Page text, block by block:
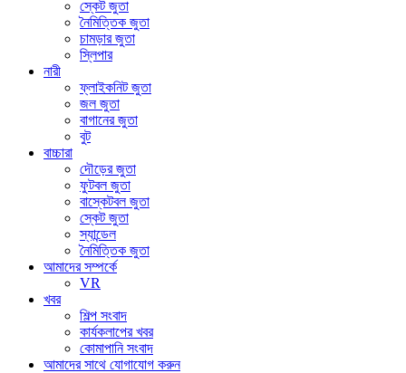
স্কেট জুতা
নৈমিত্তিক জুতা
চামড়ার জুতা
স্লিপার
নারী
ফ্লাইকনিট জুতা
জল জুতা
বাগানের জুতা
বুট
বাচ্চারা
দৌড়ের জুতা
ফুটবল জুতা
বাস্কেটবল জুতা
স্কেট জুতা
স্যান্ডেল
নৈমিত্তিক জুতা
আমাদের সম্পর্কে
VR
খবর
শিল্প সংবাদ
কার্যকলাপের খবর
কোমাপানি সংবাদ
আমাদের সাথে যোগাযোগ করুন